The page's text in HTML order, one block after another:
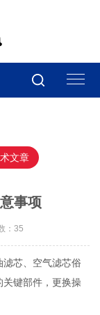
文章
事项
： 35
芯、空气滤芯俗
关键部件，更换操